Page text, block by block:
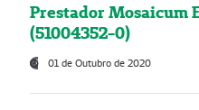
Prestador Mosaicum
(51004352-0)
01 de Outubro de 2020